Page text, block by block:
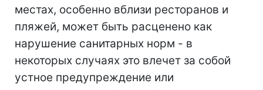
местах, особенно вблизи ресторанов и
пляжей, может быть расценено как
нарушение санитарных норм - в
некоторых случаях это влечет за собой
устное предупреждение или